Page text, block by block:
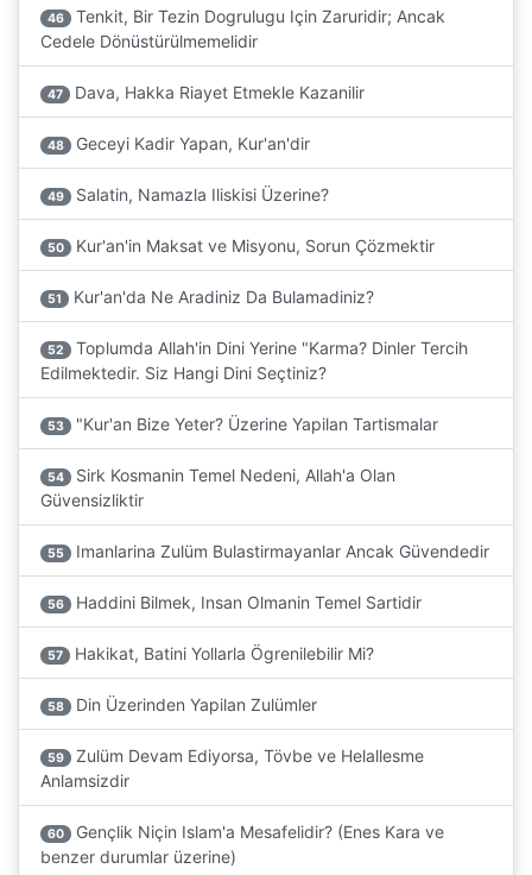
46
Tenkit, Bir Tezin Dogrulugu Için Zaruridir; Ancak
Cedele Dönüstürülmemelidir
47 Dava, Hakka Riayet Etmekle Kazanilir
48 Geceyi Kadir Yapan, Kur'an'dir
49 Salatin, Namazla Iliskisi Üzerine?
50 Kur'an'in Maksat ve Misyonu, Sorun Çözmektir
51 Kur'an'da Ne Aradiniz Da Bulamadiniz?
52
Toplumda Allah'in Dini Yerine "Karma? Dinler Tercih
Edilmektedir. Siz Hangi Dini Seçtiniz?
53 "Kur'an Bize Yeter? Üzerine Yapilan Tartismalar
54
Sirk Kosmanin Temel Nedeni, Allah'a Olan
Güvensizliktir
55 Imanlarina Zulüm Bulastirmayanlar Ancak Güvendedir
56 Haddini Bilmek, Insan Olmanin Temel Sartidir
57 Hakikat, Batini Yollarla Ögrenilebilir Mi?
58 Din Üzerinden Yapilan Zulümler
59
Zulüm Devam Ediyorsa, Tövbe ve Helallesme
Anlamsizdir
60
Gençlik Niçin Islam'a Mesafelidir? (Enes Kara ve
benzer durumlar üzerine)